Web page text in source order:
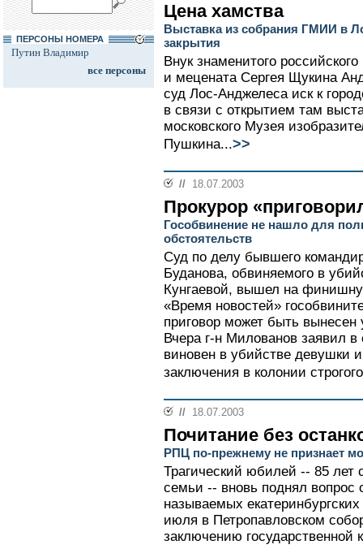
ПЕРСОНЫ НОМЕРА
Путин Владимир
все персоны
Цена хамства
Выставка из собрания ГМИИ в
закрытия
Внук знаменитого
и мецената Сергея Щукина
суд Лос-Анджелеса иск к
в связи с открытием там
московского Музея
Пушкина...>>
// 18.07.2003
Прокурор
Гособвинение не нашло для
обстоятельств
Суд по делу бывшего
Буданова, обвиняемого в
Кунгаевой, вышел на
«Время новостей»
приговор может быть
Вчера г-н Милованов заявил
виновен в убийстве девушки
заключения в колонии
// 18.07.2003
Почитание без
РПЦ по-прежнему не признает
Трагический юбилей -- 85 лет
семьи -- вновь поднял вопрос
называемых
июля в Петропавловском
заключению государственной